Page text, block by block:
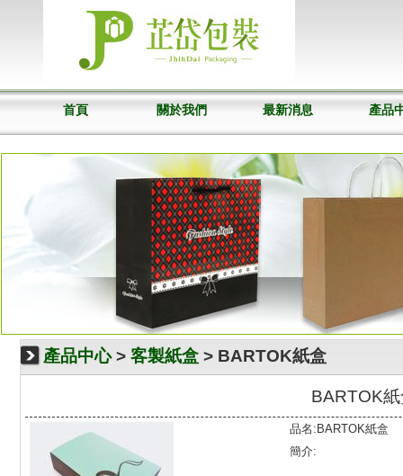
首頁 關於我們 最新消息 產品
產品中心> 客製紙盒 > BARTOK紙盒
BARTOK
品名:BARTOK紙盒
簡介: